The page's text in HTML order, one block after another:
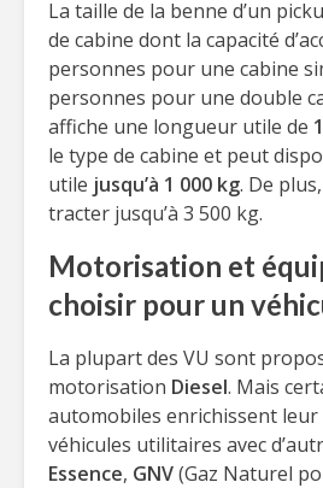
La taille de la benne d’un
de cabine dont la capacité
personnes pour une cabine
personnes pour une double
affiche une longueur utile de
le type de cabine et peut
utile jusqu’à 1 000 kg. De
tracter jusqu’à 3 500 kg.
Motorisation et
choisir pour un
La plupart des VU sont
motorisation Diesel. Mais
automobiles enrichissent leur
véhicules utilitaires avec
Essence, GNV(Gaz Naturel